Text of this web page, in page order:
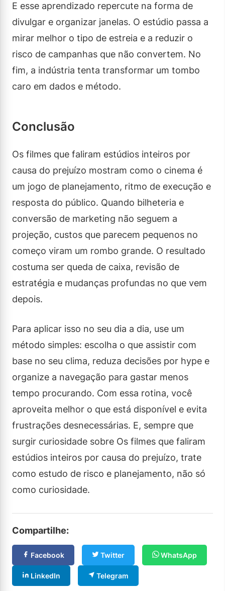
E esse aprendizado repercute na forma de
divulgar e organizar janelas. O estúdio passa a
mirar melhor o tipo de estreia e a reduzir o
risco de campanhas que não convertem. No
fim, a indústria tenta transformar um tombo
caro em dados e método.
Conclusão
Os filmes que faliram estúdios inteiros por
causa do prejuízo mostram como o cinema é
um jogo de planejamento, ritmo de execução e
resposta do público. Quando bilheteria e
conversão de marketing não seguem a
projeção, custos que parecem pequenos no
começo viram um rombo grande. O resultado
costuma ser queda de caixa, revisão de
estratégia e mudanças profundas no que vem
depois.
Para aplicar isso no seu dia a dia, use um
método simples: escolha o que assistir com
base no seu clima, reduza decisões por hype e
organize a navegação para gastar menos
tempo procurando. Com essa rotina, você
aproveita melhor o que está disponível e evita
frustrações desnecessárias. E, sempre que
surgir curiosidade sobre Os filmes que faliram
estúdios inteiros por causa do prejuízo, trate
como estudo de risco e planejamento, não só
como curiosidade.
Compartilhe:
Facebook Twitter WhatsApp
LinkedIn Telegram